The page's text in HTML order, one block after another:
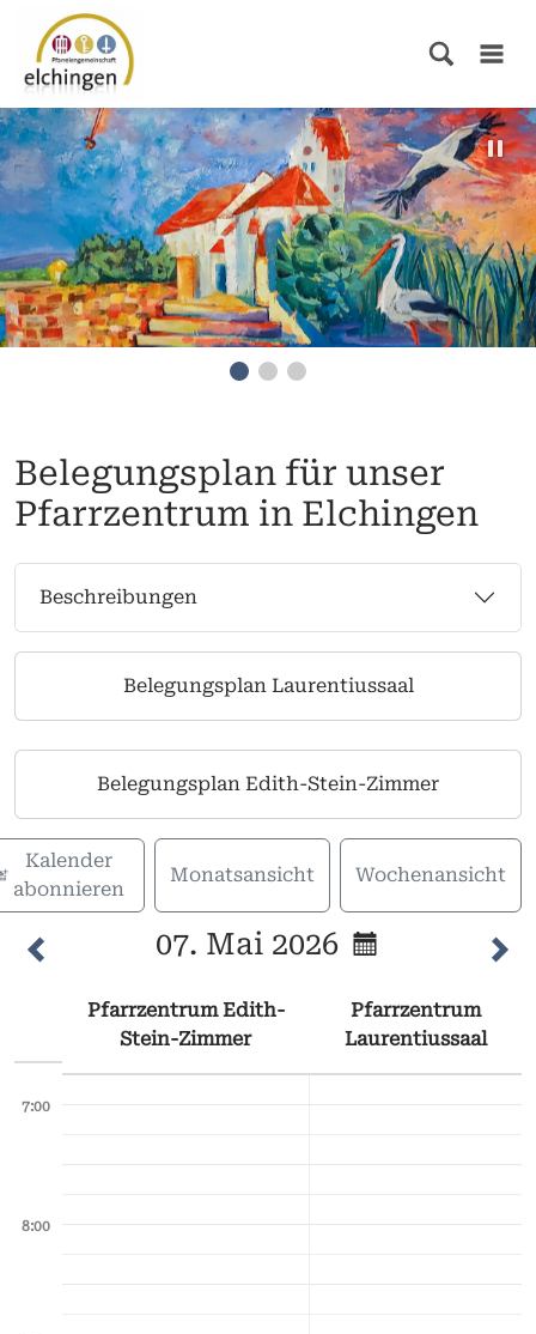
Belegungsplan für unser
Pfarrzentrum in Elchingen
Beschreibungen
Belegungsplan Laurentiussaal
Belegungsplan Edith-Stein-Zimmer
Kalender
abonnieren
Monatsansicht Wochenansicht
07. Mai 2026
Pfarrzentrum Edith-
Stein-Zimmer
Pfarrzentrum
Laurentiussaal
7:00
8:00